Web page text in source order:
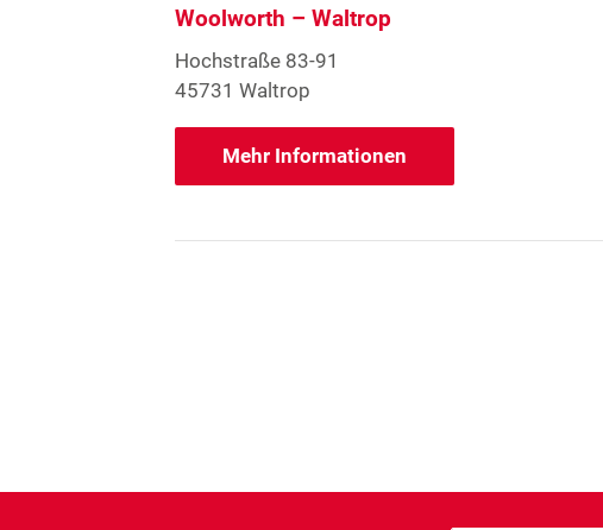
Woolworth – Waltrop
Hochstraße 83-91
45731 Waltrop
Mehr Informationen